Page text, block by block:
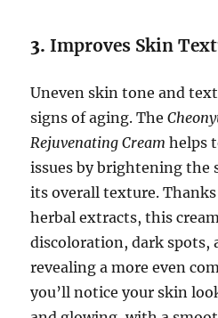
3.Improves Skin
Uneven skin tone and
signs of aging. The
Rejuvenating Cream helps
issues by brightening the
its overall texture.
herbal extracts, this
discoloration, dark spots,
revealing a more even
you’ll notice your skin